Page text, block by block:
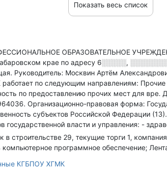
Показать весь список
ОБРАЗОВАТЕЛЬНОЕ
крае по адресу 6░░░░░,
Руководитель: Москвин Артём
по следующим направлениям: Прочие
по предоставлению прочих мест для вре.
Организационно-правовая форма:
субъектов Российской Федерации (13).
государственной власти и управления: -
в строительстве 29, текущие торги 1,
программное обеспечение;
КГБПОУ ХГМК